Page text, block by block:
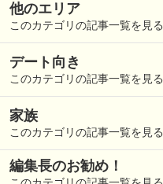
他のエリア
このカテゴリの記事一覧を見る
デート向き
このカテゴリの記事一覧を見る
家族
このカテゴリの記事一覧を見る
編集長のお勧め！